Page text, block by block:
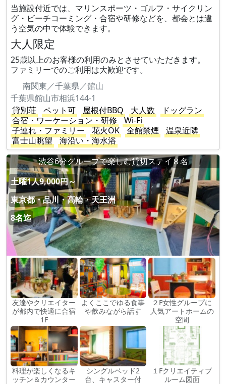
当施設付近では、マリンスポーツ・ゴルフ・サイクリン
グ・ビーチコーミング・合宿や研修などを、都会とは違
う空気の中で体験できます。
大人限定
25歳以上のお客様の利用のみとさせていただきます。
ファミリーでのご利用は大歓迎です。
南関東／千葉県／館山
千葉県館山市相浜144-1
貸別荘
ペット可 屋根付BBQ 大人数
ドッグラン
合宿・ワーケーション・研修
Wi-Fi
子連れ・ファミリー
花火OK 全館禁煙
温泉近隣
富士山眺望
海沿い・海水浴
渋谷6分グループで楽しむ貸切ステイ８名
土曜1人9,000円～
東京都・品川・高輪・天王洲
8名迄
友達やクリエイター
が都内で快適に合宿
1F
よくここでゆる食事
や飲みながら話す
２F女性グループに
人気アートホームの
空間
料理が楽しくなるキ
ッチン＆カウンター
シングルベッド2
台、キャスター付
１Fクリエイティブ
ルーム図面